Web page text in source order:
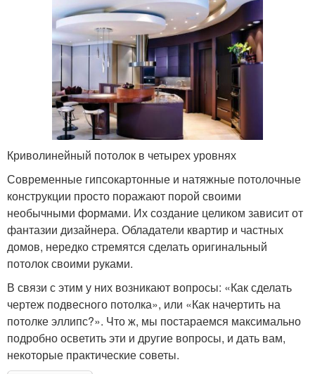
Криволинейный потолок в четырех уровнях
Современные гипсокартонные и натяжные потолочные
конструкции просто поражают порой своими
необычными формами. Их создание целиком зависит от
фантазии дизайнера. Обладатели квартир и частных
домов, нередко стремятся сделать оригинальный
потолок своими руками.
В связи с этим у них возникают вопросы: «Как сделать
чертеж подвесного потолка», или «Как начертить на
потолке эллипс?». Что ж, мы постараемся максимально
подробно осветить эти и другие вопросы, и дать вам,
некоторые практические советы.